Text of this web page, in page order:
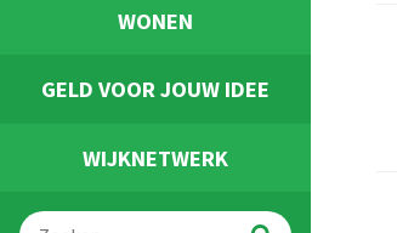
WONEN
GELD VOOR JOUW IDEE
WIJKNETWERK